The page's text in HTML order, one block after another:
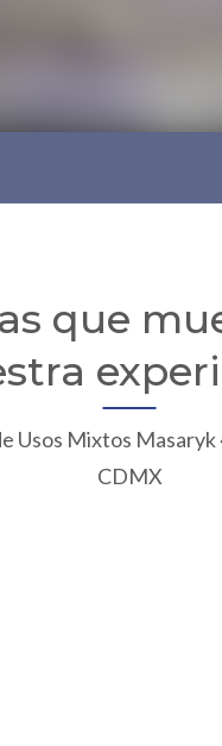
que
Usos Mixtos Masaryk
CDMX